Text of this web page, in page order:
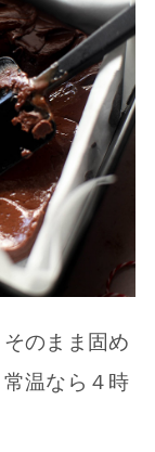
のまま固め
温なら４時